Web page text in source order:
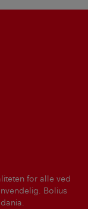
for alle ved
Bolius